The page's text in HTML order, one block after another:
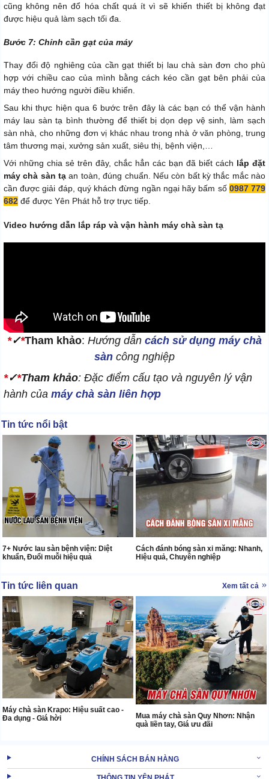
cũng không nên đổ hóa chất quá ít vì sẽ khiến thiết bị không đạt
được hiệu quả làm sạch tối đa.
Bước 7: Chỉnh cần gạt của máy
Thay đổi độ nghiêng của cần gạt thiết bị lau chà sàn đơn cho phù
hợp với chiều cao của mình bằng cách kéo cần gạt bên phải của
máy theo hướng người điều khiển.
Sau khi thực hiện qua 6 bước trên đây là các bạn có thể vận hành
máy lau sàn tạ bình thường để thiết bị dọn dẹp vệ sinh, làm sạch
sàn nhà, cho những đơn vị khác nhau trong nhà ở văn phòng, trung
tâm thương mại, xưởng sản xuất, siêu thị, bệnh viện,…
Với những chia sẻ trên đây, chắc hẳn các bạn đã biết cách lắp đặt
máy chà sàn tạan toàn, đúng chuẩn. Nếu còn bất kỳ thắc mắc nào
cần được giải đáp, quý khách đừng ngần ngại hãy bấm số 0987 779
682 để được Yên Phát hỗ trợ trực tiếp.
Video hướng dẫn lắp ráp và vận hành máy chà sàn tạ
*✓*Tham khảo: Hướng dẫn cách sử dụng máy chà
sàn công nghiệp
*✓*Tham khảo: Đặc điểm cấu tạo và nguyên lý vận
hành của máy chà sàn liên hợp
Tin tức nổi bật
7+ Nước lau sàn bệnh viện: Diệt
khuẩn, Đuổi muỗi hiệu quả
Cách đánh bóng sàn xi măng: Nhanh,
Hiệu quả, Chuyên nghiệp
Tin tức liên quan Xem tất cả
Máy chà sàn Krapo: Hiệu suất cao -
Đa dụng - Giá hời
Mua máy chà sàn Quy Nhơn: Nhận
quà liền tay, Giá ưu đãi
CHÍNH SÁCH BÁN HÀNG